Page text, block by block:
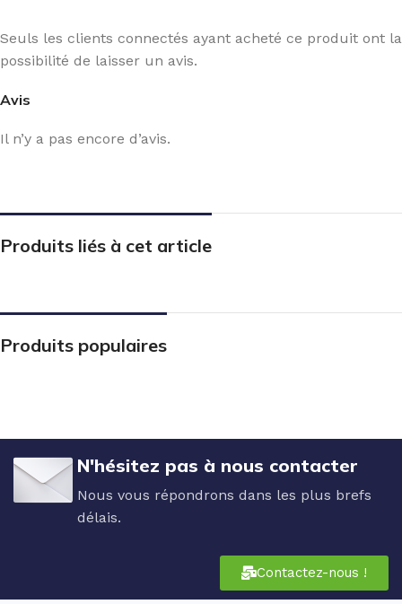
Avis
Il n’y a pas encore d’avis.
Seuls les clients connectés ayant acheté ce produit ont la
possibilité de laisser un avis.
Produits liés à cet article
Produits populaires
N'hésitez pas à nous contacter
Nous vous répondrons dans les plus brefs
délais.
Contactez-nous !